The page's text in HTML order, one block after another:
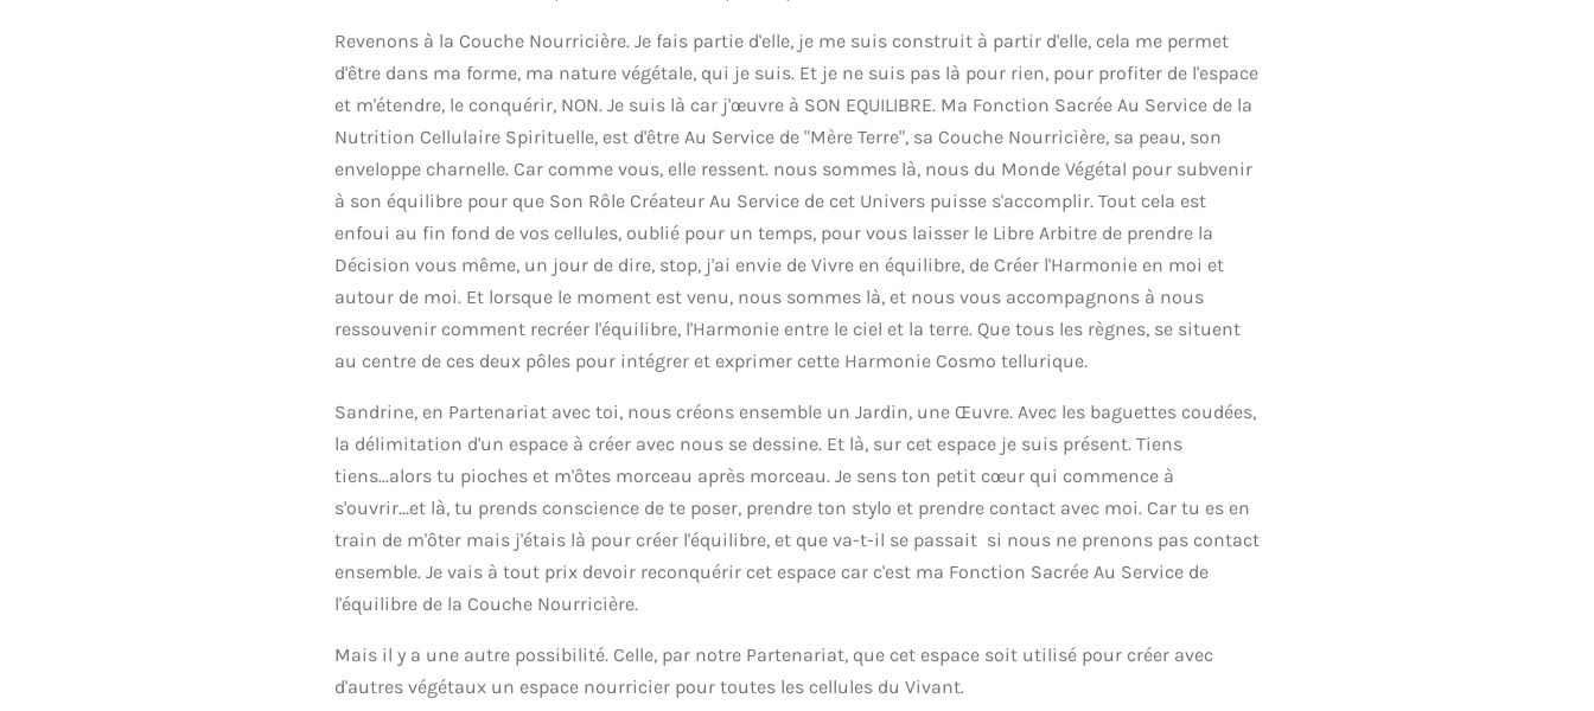
Revenons à la Couche Nourricière. Je fais partie d'elle, je me suis construit à partir d'elle, cela me permet
d'être dans ma forme, ma nature végétale, qui je suis. Et je ne suis pas là pour rien, pour profiter de l'espace
et m'étendre, le conquérir, NON. Je suis là car j'œuvre à SON EQUILIBRE. Ma Fonction Sacrée Au Service de la
Nutrition Cellulaire Spirituelle, est d'être Au Service de "Mère Terre", sa Couche Nourricière, sa peau, son
enveloppe charnelle. Car comme vous, elle ressent. nous sommes là, nous du Monde Végétal pour subvenir
à son équilibre pour que Son Rôle Créateur Au Service de cet Univers puisse s'accomplir. Tout cela est
enfoui au fin fond de vos cellules, oublié pour un temps, pour vous laisser le Libre Arbitre de prendre la
Décision vous même, un jour de dire, stop, j'ai envie de Vivre en équilibre, de Créer l'Harmonie en moi et
autour de moi. Et lorsque le moment est venu, nous sommes là, et nous vous accompagnons à nous
ressouvenir comment recréer l'équilibre, l'Harmonie entre le ciel et la terre. Que tous les règnes, se situent
au centre de ces deux pôles pour intégrer et exprimer cette Harmonie Cosmo tellurique.
Sandrine, en Partenariat avec toi, nous créons ensemble un Jardin, une Œuvre. Avec les baguettes coudées,
la délimitation d'un espace à créer avec nous se dessine. Et là, sur cet espace je suis présent. Tiens
tiens...alors tu pioches et m'ôtes morceau après morceau. Je sens ton petit cœur qui commence à
s'ouvrir...et là, tu prends conscience de te poser, prendre ton stylo et prendre contact avec moi. Car tu es en
train de m'ôter mais j'étais là pour créer l'équilibre, et que va-t-il se passait si nous ne prenons pas contact
ensemble. Je vais à tout prix devoir reconquérir cet espace car c'est ma Fonction Sacrée Au Service de
l'équilibre de la Couche Nourricière.
Mais il y a une autre possibilité. Celle, par notre Partenariat, que cet espace soit utilisé pour créer avec
d'autres végétaux un espace nourricier pour toutes les cellules du Vivant.